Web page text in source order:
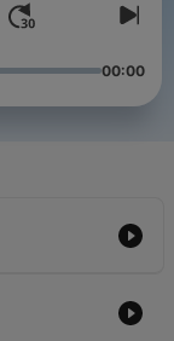
00:00